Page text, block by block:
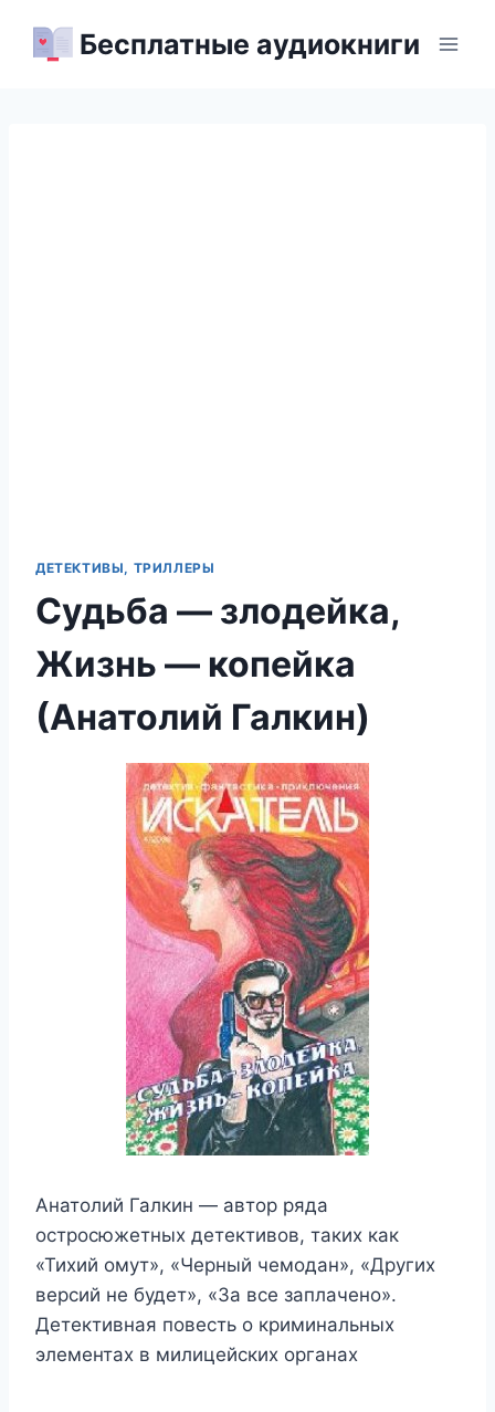
Бесплатные аудиокниги
ДЕТЕКТИВЫ, ТРИЛЛЕРЫ
Судьба — злодейка,
Жизнь — копейка
(Анатолий Галкин)
Анатолий Галкин — автор ряда
остросюжетных детективов, таких как
«Тихий омут», «Черный чемодан», «Других
версий не будет», «За все заплачено».
Детективная повесть о криминальных
элементах в милицейских органах